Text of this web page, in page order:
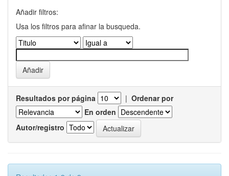
Añadir filtros:
Usa los filtros para afinar la busqueda.
Resultados por página | Ordenar por
En orden
Autor/registro